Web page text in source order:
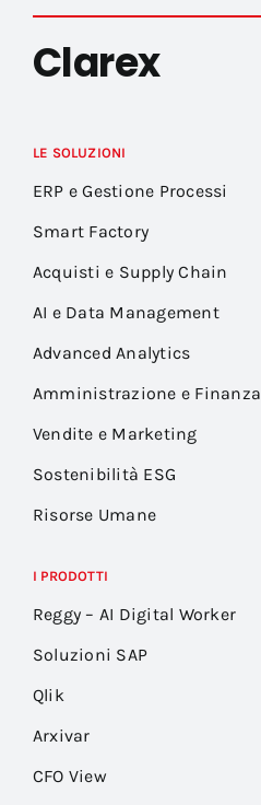
Clarex
LE SOLUZIONI
ERP e Gestione Processi
Smart Factory
Acquisti e Supply Chain
AI e Data Management
Advanced Analytics
Amministrazione e Finanza
Vendite e Marketing
Sostenibilità ESG
Risorse Umane
I PRODOTTI
Reggy – AI Digital Worker
Soluzioni SAP
Qlik
Arxivar
CFO View